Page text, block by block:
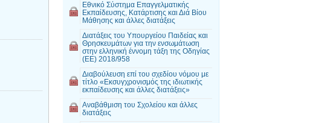
Εθνικό Σύστημα Επαγγελματικής
Εκπαίδευσης, Κατάρτισης και Διά Βίου
Μάθησης και άλλες διατάξεις
Διατάξεις του Υπουργείου Παιδείας και
Θρησκευμάτων για την ενσωμάτωση
στην ελληνική έννομη τάξη της Οδηγίας
(ΕΕ) 2018/958
Διαβούλευση επί του σχεδίου νόμου με
τίτλο «Εκσυγχρονισμός της ιδιωτικής
εκπαίδευσης και άλλες διατάξεις»
Αναβάθμιση του Σχολείου και άλλες
διατάξεις